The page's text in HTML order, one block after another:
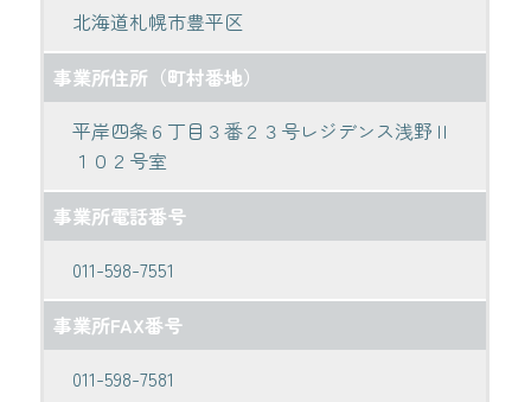
北海道札幌市豊平区
事業所住所（町村番地）
平岸四条６丁目３番２３号レジデンス浅野Ⅱ
１０２号室
事業所電話番号
011-598-7551
事業所FAX番号
011-598-7581